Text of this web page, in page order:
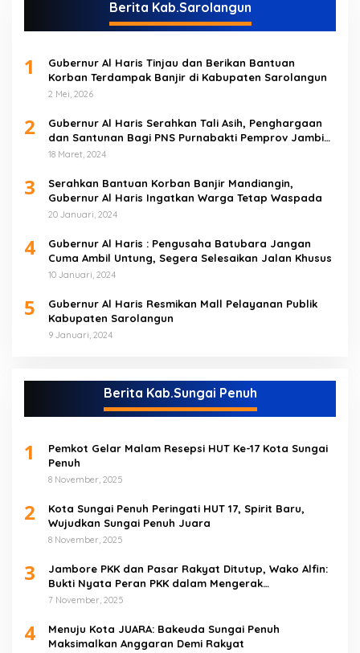
Berita Kab.Sarolangun
1
Gubernur Al Haris Tinjau dan Berikan Bantuan
Korban Terdampak Banjir di Kabupaten Sarolangun
2 Mei, 2026
2
Gubernur Al Haris Serahkan Tali Asih, Penghargaan
dan Santunan Bagi PNS Purnabakti Pemprov Jambi
Yang Berada di Sarolangun
18 Maret, 2024
3
Serahkan Bantuan Korban Banjir Mandiangin,
Gubernur Al Haris Ingatkan Warga Tetap Waspada
20 Januari, 2024
4
Gubernur Al Haris : Pengusaha Batubara Jangan
Cuma Ambil Untung, Segera Selesaikan Jalan Khusus
10 Januari, 2024
5
Gubernur Al Haris Resmikan Mall Pelayanan Publik
Kabupaten Sarolangun
9 Januari, 2024
Berita Kab.Sungai Penuh
1
Pemkot Gelar Malam Resepsi HUT Ke-17 Kota Sungai
Penuh
8 November, 2025
2
Kota Sungai Penuh Peringati HUT 17, Spirit Baru,
Wujudkan Sungai Penuh Juara
8 November, 2025
3
Jambore PKK dan Pasar Rakyat Ditutup, Wako Alfin:
Bukti Nyata Peran PKK dalam Mengerak
Perekonomian Masyarakat
7 November, 2025
4
Menuju Kota JUARA: Bakeuda Sungai Penuh
Maksimalkan Anggaran Demi Rakyat